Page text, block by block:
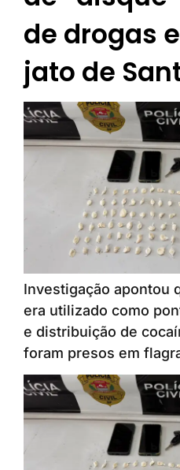
de drogas
jato de
Investigação apontou
era utilizado como
e distribuição de
foram presos em